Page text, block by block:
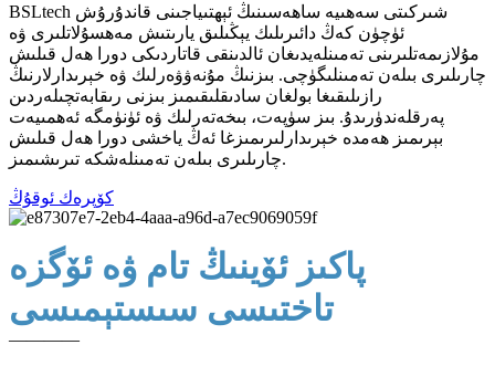
BSLtech شىركىتى سەھىيە ساھەسىنىڭ ئېھتىياجىنى قاندۇرۇش
ئۈچۈن كەڭ دائىرىلىك يېڭىلىق يارىتىش مەھسۇلاتلىرى ۋە
مۇلازىمەتلىرىنى تەمىنلەيدىغان ئالدىنقى قاتاردىكى دورا ھەل قىلىش
چارىلىرى بىلەن تەمىنلىگۈچى. بىزنىڭ مۇنەۋۋەرلىك ۋە خېرىدارلارنىڭ
رازىلىقىغا بولغان سادىقلىقىمىز بىزنى رىقابەتچىلەردىن
پەرقلەندۈرىدۇ. بىز سۈپەت، بىخەتەرلىك ۋە ئۈنۈمگە ئەھمىيەت
بېرىمىز ھەمدە خېرىدارلىرىمىزغا ئەڭ ياخشى دورا ھەل قىلىش
چارىلىرى بىلەن تەمىنلەشكە تىرىشىمىز.
كۆپرەك ئوقۇڭ
پاكىز ئۆينىڭ تام ۋە ئۆگزە
تاختىسى سىستېمىسى
————